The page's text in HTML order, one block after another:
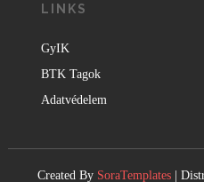
LINKS
GyIK
BTK Tagok
Adatvédelem
Created By SoraTemplates |